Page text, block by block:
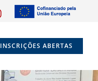
INSCRIÇÕES ABERTAS